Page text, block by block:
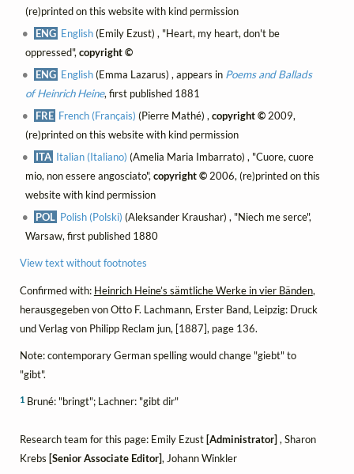
(re)printed on this website with kind permission
ENG English(Emily Ezust) , "Heart, my heart, don't be
oppressed", copyright ©
ENG English(Emma Lazarus) , appears in Poems and Ballads
of Heinrich Heine, first published 1881
FRE French (Français) (Pierre Mathé) ,copyright ©2009,
(re)printed on this website with kind permission
ITA Italian (Italiano) (Amelia Maria Imbarrato) , "Cuore, cuore
mio, non essere angosciato",copyright ©2006, (re)printed on this
website with kind permission
POL Polish (Polski) (Aleksander Kraushar) , "Niech me serce",
Warsaw, first published 1880
View text without footnotes
Confirmed with: Heinrich Heine’s sämtliche Werke in vier Bänden,
herausgegeben von Otto F. Lachmann, Erster Band, Leipzig: Druck
und Verlag von Philipp Reclam jun, [1887], page 136.
Note: contemporary German spelling would change "giebt" to
"gibt".
1Bruné: "bringt"; Lachner: "gibt dir"
Research team for this page: Emily Ezust [Administrator] , Sharon
Krebs [Senior Associate Editor], Johann Winkler